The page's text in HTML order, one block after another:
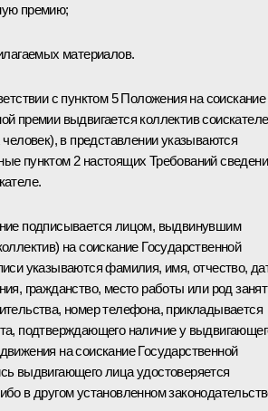
премию;
материалов.
с пунктом 5 Положения на соискание
премии выдвигается коллектив
в представлении указываются
пунктом 2 настоящих Требований
подписывается лицом, выдвинувшим
на соискание Государственной
указываются фамилия, имя, отчество,
гражданство, место работы или род
номер телефона, прикладывается
подтверждающего наличие у
на соискание Государственной
выдвигающего лица удостоверяется
в другом установленном